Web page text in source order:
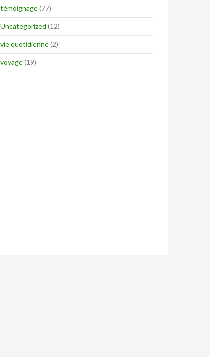
témoignage(77)
Uncategorized (12)
vie quotidienne(2)
voyage(19)